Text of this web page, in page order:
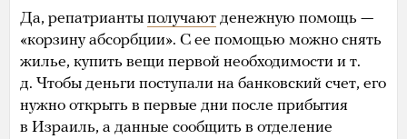
Да, репатрианты получают денежную помощь —
«корзину абсорбции». С ее помощью можно снять
жилье, купить вещи первой необходимости и т.
д. Чтобы деньги поступали на банковский счет, его
нужно открыть в первые дни после прибытия
в Израиль, а данные сообщить в отделение